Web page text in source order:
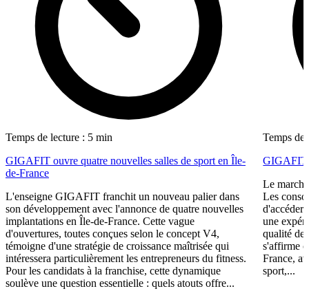
Temps de lecture : 5 min
GIGAFIT ouvre quatre nouvelles salles de sport en Île-
de-France
L'enseigne GIGAFIT franchit un nouveau palier dans
son développement avec l'annonce de quatre nouvelles
implantations en Île-de-France. Cette vague
d'ouvertures, toutes conçues selon le concept V4,
témoigne d'une stratégie de croissance maîtrisée qui
intéressera particulièrement les entrepreneurs du fitness.
Pour les candidats à la franchise, cette dynamique
soulève une question essentielle : quels atouts offre...
Temps de
GIGAFIT
Le
Les
d'accéder
une
qualité
s'affirme
France,
sport,...